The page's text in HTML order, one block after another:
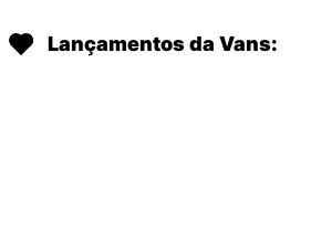
Lançamentos da Vans: